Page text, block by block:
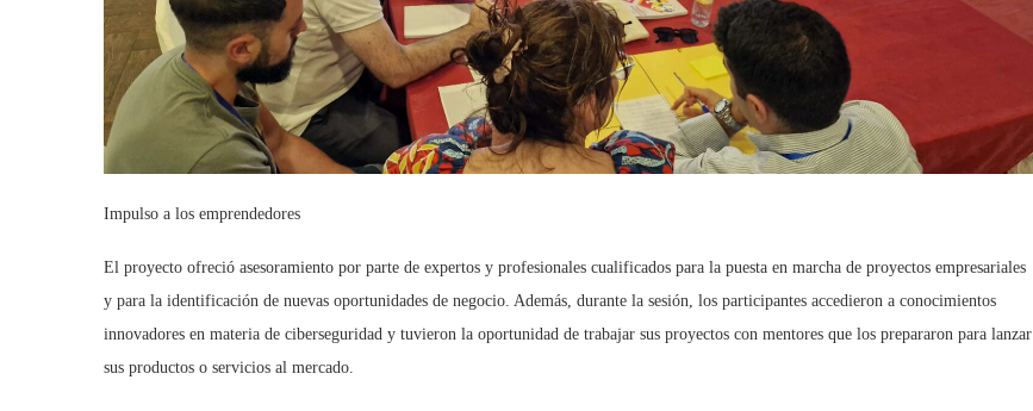
Impulso a los emprendedores
El proyecto ofreció asesoramiento por parte de expertos y profesionales cualificados para la puesta en marcha de proyectos empresariales
y para la identificación de nuevas oportunidades de negocio. Además, durante la sesión, los participantes accedieron a conocimientos
innovadores en materia de ciberseguridad y tuvieron la oportunidad de trabajar sus proyectos con mentores que los prepararon para lanzar
sus productos o servicios al mercado.